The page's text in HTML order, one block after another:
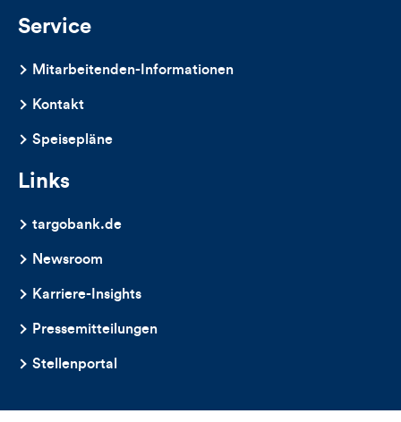
Service
Mitarbeitenden-Informationen
Kontakt
Speisepläne
Links
targobank.de
Newsroom
Karriere-Insights
Pressemitteilungen
Stellenportal